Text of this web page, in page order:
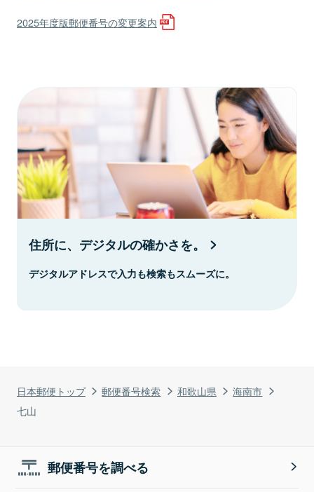
日本郵便トップ 郵便番号検索 和歌山県
海南市
七山
2025年度版郵便番号の変更案内
住所に、デジタルの確かさを。
デジタルアドレスで入力も検索もスムーズに。
郵便番号を調べる